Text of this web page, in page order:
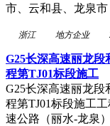
市、云和县、龙泉
浙江 地方企业
G25长深高速丽龙段
程第TJ01标段施工
G25长深高速丽龙段
程第TJ01标段施工
速公路（丽水-龙泉